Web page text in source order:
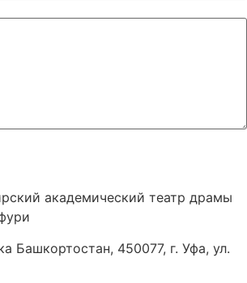
академический театр драмы
Башкортостан, 450077, г. Уфа, ул.